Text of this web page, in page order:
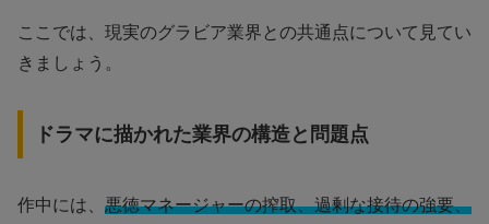
ここでは、現実のグラビア業界との共通点について見てい
きましょう。
ドラマに描かれた業界の構造と問題点
作中には、 悪徳マネージャーの搾取、過剰な接待の強要、